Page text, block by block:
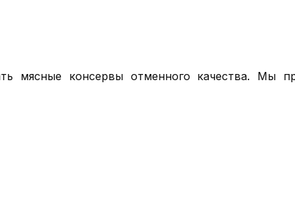
мясные консервы отменного качества. Мы